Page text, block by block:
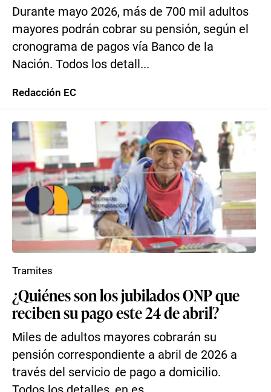
Durante mayo 2026, más de 700 mil adultos
mayores podrán cobrar su pensión, según el
cronograma de pagos vía Banco de la
Nación. Todos los detall...
Redacción EC
¿Quiénes son los jubilados ONP que
reciben su pago este 24 de abril?
Miles de adultos mayores cobrarán su
pensión correspondiente a abril de 2026 a
través del servicio de pago a domicilio.
Tramites